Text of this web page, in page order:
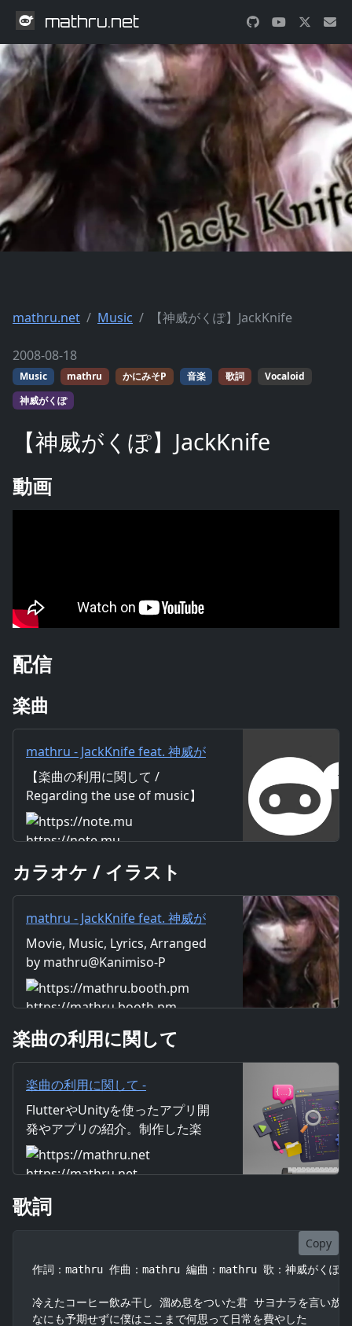
mathru.net
mathru.net Music 【神威がくぽ】JackKnife
2008-08-18
Music mathru かにみそP 音楽 歌詞
Vocaloid
神威がくぽ
【神威がくぽ】JackKnife
動画
配信
楽曲
mathru - JackKnife feat. 神威が
くぽ - JackKnife feat. Gackpo
Camui｜mathru
【楽曲の利用に関して /
Regarding the use of music】
https://mathru.net/terms/musi
c 【歌詞 / Lyrics】 Lyrics：
Arrange：mathru Sing：
飲み干し 溜め息をついた君 サヨ
ナラを言い放つ なにも予期せず
に僕はここまで何思って日常を
費やした 世界は色失い もう愛は
ない 独り部屋の鍵開けて辺りを
見渡しても もう何も探せない 一
に理由などもういらない 思考は
巡り巡って いまどこへ向かうの
だろう
https://note.mu
カラオケ / イラスト
mathru - JackKnife feat. 神威が
くぽ - JackKnife feat. Gackpo
Camui - mathruねっと - BOOTH
Movie, Music, Lyrics, Arranged
by mathru@Kanimiso-P
https://mathru.booth.pm
楽曲の利用に関して
楽曲の利用に関して -
mathru.net | Flutter/Unityによ
るアプリ開発/楽曲・映像制作/素
材配布
FlutterやUnityを使ったアプリ開
発やアプリの紹介。制作した楽
曲・映像の紹介。画像や映像素
材の配布。仕事の受注なども行
https://mathru.net
歌詞
Copy
作詞：mathru 作曲：mathru 編曲：mathru 歌：神威がくぽ
冷えたコーヒー飲み干し 溜め息をついた君 サヨナラを言い放つ
なにも予期せずに僕はここまで何思って日常を費やした